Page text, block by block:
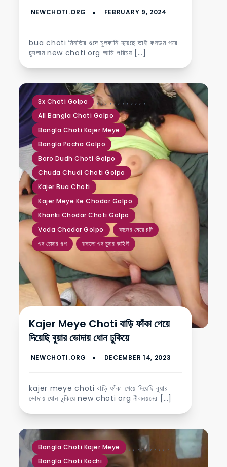
bua choti মিনতির গুদে চুলকানি হয়েছে তাই কনডম পরে
চুদলাম new choti org আমি পরিচয় […]
3x Choti Golpo ,
All Bangla Choti Golpo
,
Bangla Choti Kajer Meye
,
Bangla Pocha Golpo
,
Boro Dudh Choti Golpo
,
Chuda Chudi Choti Golpo
,
Kajer Bua Choti
,
Kajer Meye Ke Chodar Golpo
,
Khanki Chodar Choti Golpo
,
Voda Chodar Golpo
,
কাজের মেয়ে চটি
,
গুদ চোদার গল্প
,
রসালো গুদ চুদার কাহিনী
Kajer Meye Choti বাড়ি ফাঁকা পেয়ে
দিয়েছি বুয়ার ভোদায় ধোন ঢুকিয়ে
kajer meye choti বাড়ি ফাঁকা পেয়ে দিয়েছি বুয়ার
ভোদায় ধোন ঢুকিয়ে new choti org নীলনয়নের […]
Bangla Choti Kajer Meye ,
Bangla Choti Kochi
, ,,, ,, ,, ,